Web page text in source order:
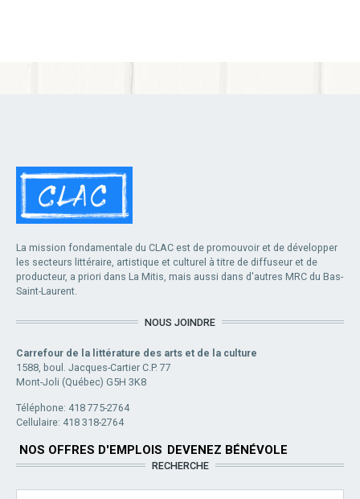
La mission fondamentale du CLAC est de promouvoir et de développer
les secteurs littéraire, artistique et culturel à titre de diffuseur et de
producteur, a priori dans La Mitis, mais aussi dans d'autres MRC du Bas-
Saint-Laurent.
NOUS JOINDRE
Carrefour de la littérature des arts et de la culture
1588, boul. Jacques-Cartier C.P. 77
Mont-Joli (Québec) G5H 3K8
Téléphone: 418 775-2764
Cellulaire: 418 318-2764
NOS OFFRES D'EMPLOIS DEVENEZ BÉNÉVOLE
RECHERCHE